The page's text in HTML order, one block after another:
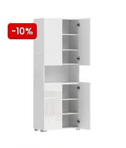
-10%